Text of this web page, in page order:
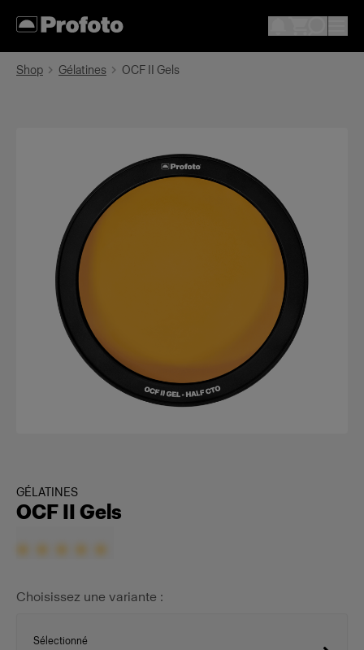
Shop Gélatines OCF II Gels
GÉLATINES
OCF II Gels
Choisissez une variante :
Sélectionné